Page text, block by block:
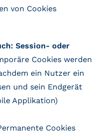
von Cookies
Session- oder
Cookies werden
ein Nutzer ein
und sein Endgerät
Applikation)
Cookies